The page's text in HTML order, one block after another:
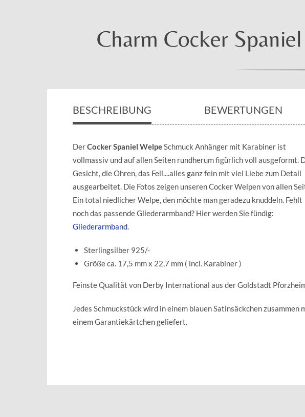
Charm Cocker
BESCHREIBUNG BEWERTUNGEN
DerCocker Spaniel Welpe Schmuck Anhänger mit Karabiner ist
vollmassiv und auf allen Seiten rundherum figürlich voll ausgeformt.
Gesicht, die Ohren, das Fell....alles ganz fein mit viel Liebe zum Detail
ausgearbeitet. Die Fotos zeigen unseren Cocker Welpen von allen
Ein total niedlicher Welpe, den möchte man geradezu knuddeln. Fehlt
noch das passende Gliederarmband? Hier werden Sie fündig:
Gliederarmband
Sterlingsilber 925/-
Größe ca. 17,5 mm x 22,7 mm ( incl. Karabiner )
Feinste Qualität von Derby International aus der Goldstadt
Jedes Schmuckstück wird in einem blauen Satinsäckchen zusammen
einem Garantiekärtchen geliefert.